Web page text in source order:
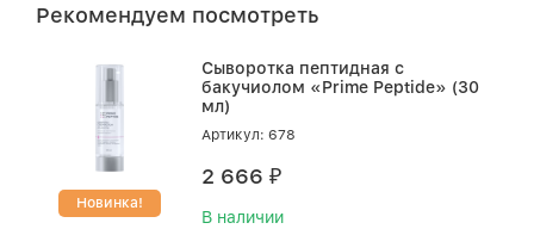
Рекомендуем посмотреть
Новинка!
Сыворотка пептидная с
бакучиолом «Prime Peptide» (30
мл)
Артикул: 678
2 666₽
В наличии